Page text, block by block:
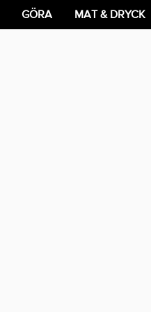
GÖRA MAT & DRYCK